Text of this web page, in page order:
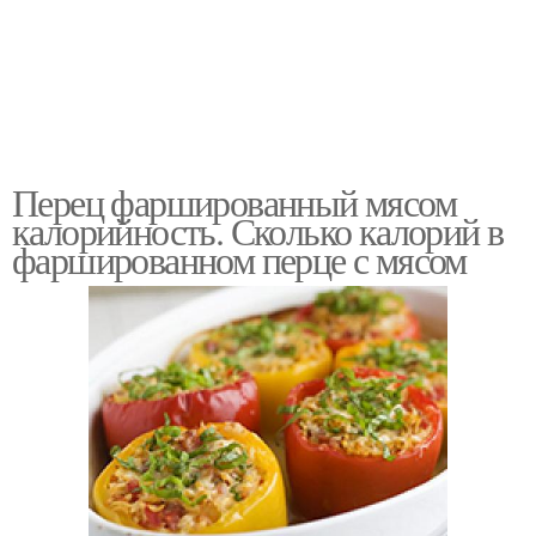
Перец фаршированный мясом
калорийность. Сколько калорий в
фаршированном перце с мясом